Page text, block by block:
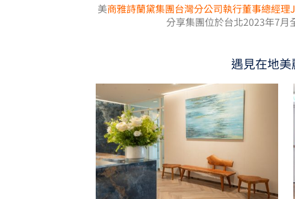
美商雅詩蘭黛集團台灣分公司執行董事總經
分享集團位於台北2023年7月
遇見在地